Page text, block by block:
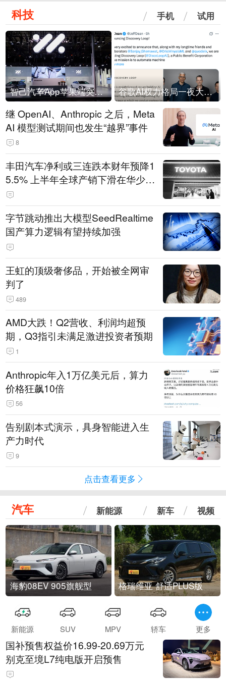
科技 手机 试用
智己汽车App苹果端突然“下架” 谷歌AI权力格局一夜大洗牌
继 OpenAI、Anthropic 之后，Meta
AI 模型测试期间也发生“越界”事件
8
丰田汽车净利或三连跌本财年预降1
5.5% 上半年全球产销下滑在华少卖
14.3万辆
字节跳动推出大模型SeedRealtime
国产算力逻辑有望持续加强
王虹的顶级奢侈品，开始被全网审
判了
489
AMD大跌！Q2营收、利润均超预
期，Q3指引未满足激进投资者预期
1
Anthropic年入1万亿美元后，算力
价格狂飙10倍
56
告别剧本式演示，具身智能进入生
产力时代
9
点击查看更多
汽车 新能源 新车 视频
海豹08EV 905旗舰型 格瑞维亚 舒适PLUS版
新能源 SUV MPV 轿车 更多
国补预售权益价16.99-20.69万元
别克至境L7纯电版开启预售